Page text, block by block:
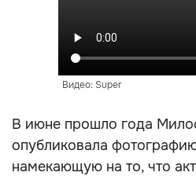
Видео: Super
В июне прошло года
опубликовала
намекающую на то, что